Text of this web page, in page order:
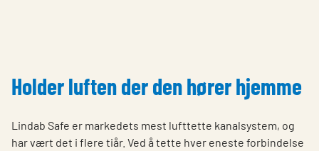
Holder luften der den hører hjemme
Lindab Safe er markedets mest lufttette kanalsystem, og
har vært det i flere tiår. Ved å tette hver eneste forbindelse